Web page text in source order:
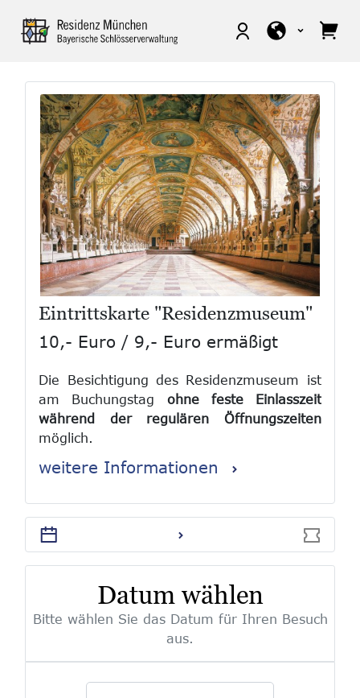
Eintrittskarte "Residenzmuseum"
10,- Euro / 9,- Euro ermäßigt
Die Besichtigung des Residenzmuseum ist
am Buchungstag ohne feste Einlasszeit
während der regulären Öffnungszeiten
möglich.
Bei ermäßigten Tickets sowie bei
entsprechender Nachweis im Original
vorgelegt werden. Nachträgliche
Ermäßigungen können nicht gewährt
Tickets sind von der Rückgabe und vom
weitere Informationen
Datum wählen
Bitte wählen Sie das Datum für Ihren Besuch
aus.